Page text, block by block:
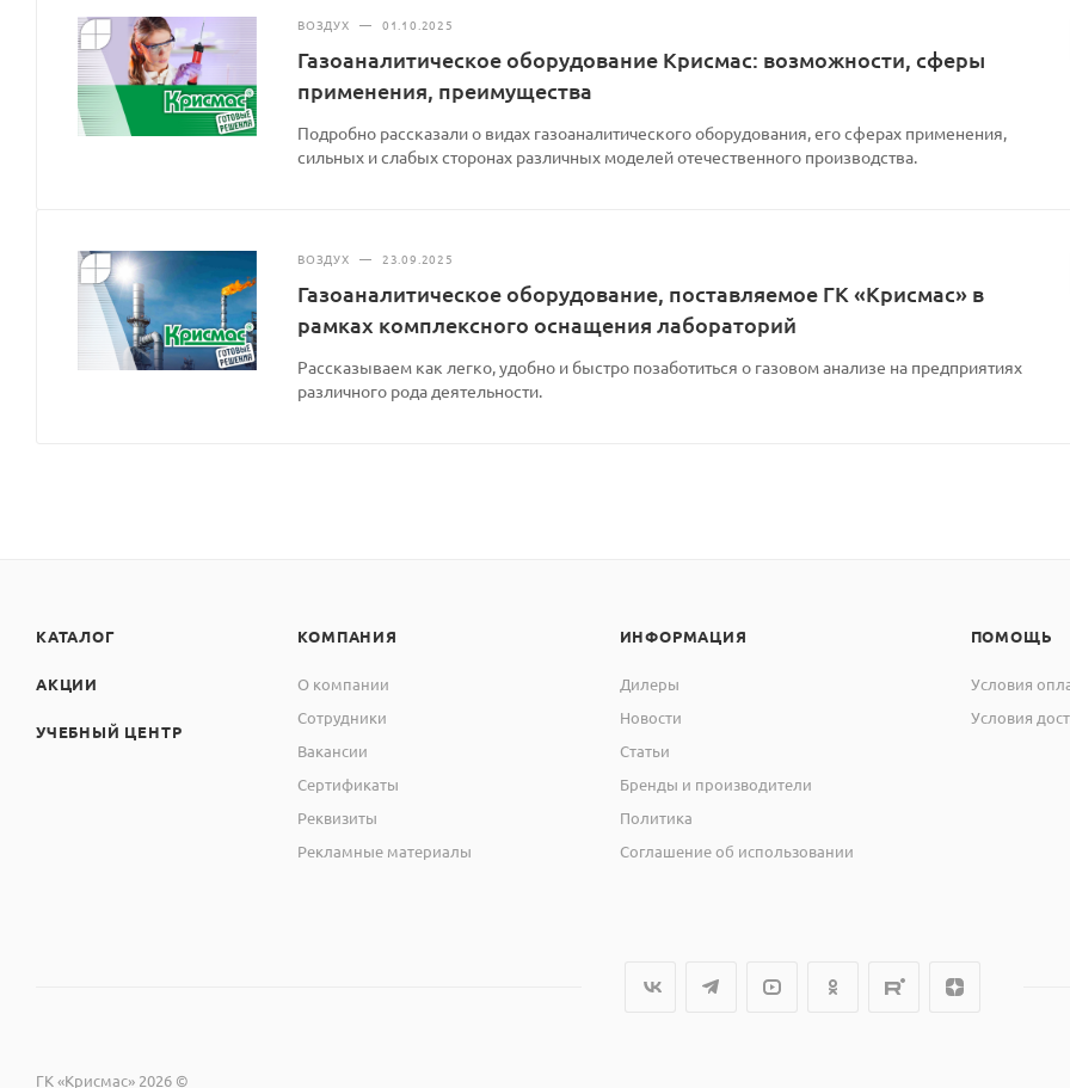
ВОЗДУХ — 01.10.2025
Газоаналитическое оборудование Крисмас: возможности, сферы
применения, преимущества
Подробно рассказали о видах газоаналитического оборудования, его сферах применения,
сильных и слабых сторонах различных моделей отечественного производства.
ВОЗДУХ — 23.09.2025
Газоаналитическое оборудование, поставляемое ГК «Крисмас» в
рамках комплексного оснащения лабораторий
Рассказываем как легко, удобно и быстро позаботиться о газовом анализе на предприятиях
различного рода деятельности.
КАТАЛОГ
АКЦИИ
УЧЕБНЫЙ ЦЕНТР
КОМПАНИЯ
О компании
Сотрудники
Вакансии
Сертификаты
Реквизиты
Рекламные материалы
ИНФОРМАЦИЯ
Дилеры
Новости
Статьи
Бренды и производители
Политика
Соглашение об использовании
ПОМОЩЬ
Условия
Условия
ГК «Крисмас» 2026 ©